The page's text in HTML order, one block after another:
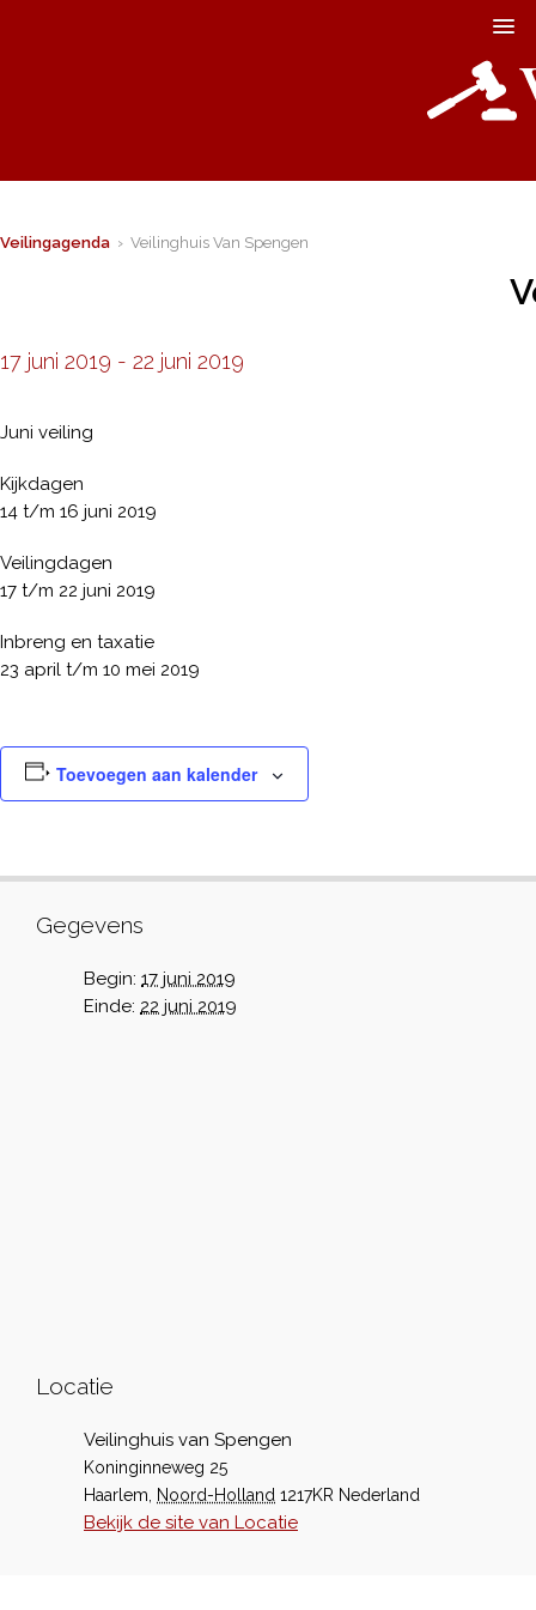
Veilingagenda › Veilinghuis Van Spengen
17 juni 2019 - 22 juni 2019
Juni veiling
Kijkdagen
14 t/m 16 juni 2019
Veilingdagen
17 t/m 22 juni 2019
Inbreng en taxatie
23 april t/m 10 mei 2019
Toevoegen aan kalender
Gegevens
Begin: 17 juni 2019
Einde: 22 juni 2019
Locatie
Veilinghuis van Spengen
Koninginneweg 25
Haarlem
Noord-Holland 1217KR Nederland
Bekijk de site van Locatie